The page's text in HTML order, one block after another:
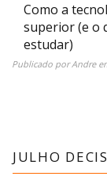
Como a
superior (e o
estudar)
Publicado porAndre
JULHO